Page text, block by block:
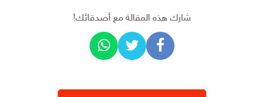
شارك هذه المقالة مع أصدقائك!